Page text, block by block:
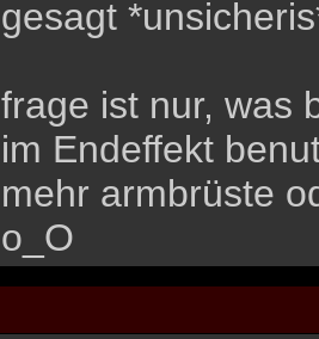
gesagt
frage ist nur, was
im Endeffekt
mehr armbrüste
o_O